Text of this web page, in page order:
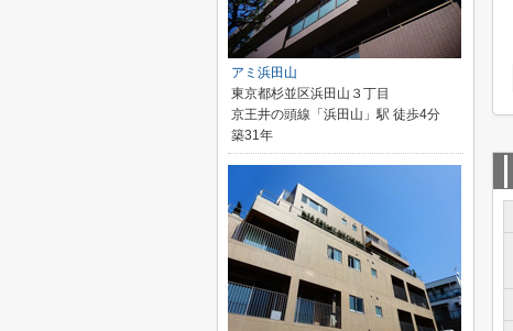
アミ浜田山
東京都杉並区浜田山３丁目
京王井の頭線「浜田山」駅 徒歩4分
築31年